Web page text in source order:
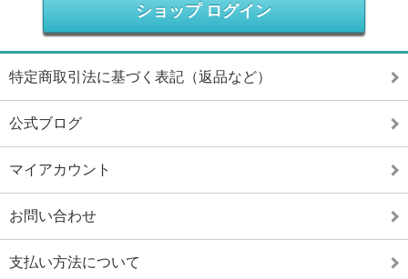
ショップ ログイン
特定商取引法に基づく表記（返品など）
公式ブログ
マイアカウント
お問い合わせ
支払い方法について